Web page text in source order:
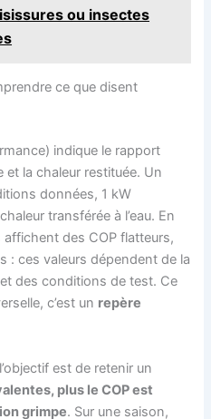
ou insectes
ce que disent
indique le rapport
et la chaleur restituée. Un
données, 1 kW
transférée à l’eau. En
des COP flatteurs,
: ces valeurs dépendent de la
et des conditions de test. Ce
c’est un repère
est de retenir un
plus le COP est
grimpe. Sur une saison,